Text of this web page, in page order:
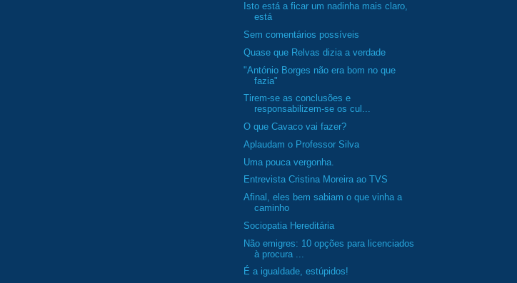
Isto está a ficar um nadinha mais claro,
está
Sem comentários possíveis
Quase que Relvas dizia a verdade
"António Borges não era bom no que
fazia"
Tirem-se as conclusões e
responsabilizem-se os cul...
O que Cavaco vai fazer?
Aplaudam o Professor Silva
Uma pouca vergonha.
Entrevista Cristina Moreira ao TVS
Afinal, eles bem sabiam o que vinha a
caminho
Sociopatia Hereditária
Não emigres: 10 opções para licenciados
à procura ...
É a igualdade, estúpidos!